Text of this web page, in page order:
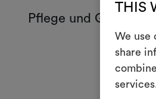
THIS
We use
share
Pflege und Gebrauch